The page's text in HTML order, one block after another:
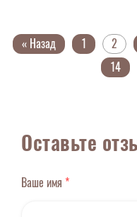
« Назад 1 2
14
Оставьте
Ваше имя *